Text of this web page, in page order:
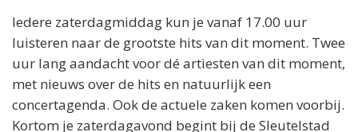
Iedere zaterdagmiddag kun je vanaf 17.00 uur
luisteren naar de grootste hits van dit moment. Twee
uur lang aandacht voor dé artiesten van dit moment,
met nieuws over de hits en natuurlijk een
concertagenda. Ook de actuele zaken komen voorbij.
Kortom je zaterdagavond begint bij de Sleutelstad